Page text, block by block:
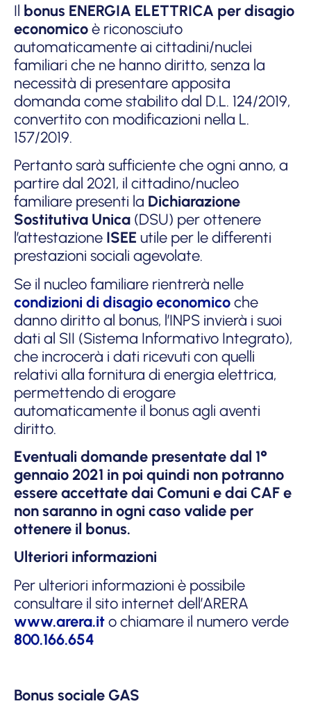
Il bonus ENERGIA ELETTRICA per disagio
economicoè riconosciuto
automaticamente ai cittadini/nuclei
familiari che ne hanno diritto, senza la
necessità di presentare apposita
domanda come stabilito dal D.L. 124/2019,
convertito con modificazioni nella L.
157/2019.
Pertanto sarà sufficiente che ogni anno, a
partire dal 2021, il cittadino/nucleo
familiare presenti la Dichiarazione
Sostitutiva Unica (DSU) per ottenere
l’attestazione ISEE utile per le differenti
prestazioni sociali agevolate.
Se il nucleo familiare rientrerà nelle
condizioni di disagio economicoche
danno diritto al bonus, l’INPS invierà i suoi
dati al SII (Sistema Informativo Integrato),
che incrocerà i dati ricevuti con quelli
relativi alla fornitura di energia elettrica,
permettendo di erogare
automaticamente il bonus agli aventi
diritto.
Eventuali domande presentate dal 1°
gennaio 2021 in poi quindi non potranno
essere accettate dai Comuni e dai CAF e
non saranno in ogni caso valide per
ottenere il bonus.
Ulteriori informazioni
Per ulteriori informazioni è possibile
consultare il sito internet dell’ARERA
www.arera.ito chiamare il numero verde
800.166.654
Bonus sociale GAS